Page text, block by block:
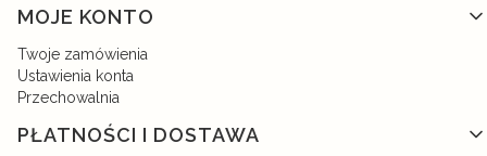
MOJE KONTO
Twoje zamówienia
Ustawienia konta
Przechowalnia
PŁATNOŚCI I DOSTAWA